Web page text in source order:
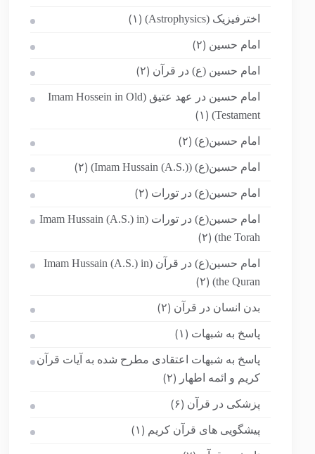
اخترفیزیک (Astrophysics) (۱)
امام حسین (۲)
امام حسین (ع) در قرآن (۲)
امام حسین در عهد عتیق (Imam Hossein in Old
Testament)
(۱)
امام حسین(ع) (۲)
امام حسین(ع) (Imam Hussain (A.S.)) (۲)
امام حسین(ع) در تورات (۲)
امام حسین(ع) در تورات (Imam Hussain (A.S.) in
the Torah)
(۲)
امام حسین(ع) در قرآن (Imam Hussain (A.S.) in
the Quran)
(۲)
بدن انسان در قرآن (۲)
پاسخ به شبهات (۱)
پاسخ به شبهات اعتقادی مطرح شده به آیات قرآن
کریم و ائمه اطهار
(۲)
پزشکی در قرآن (۶)
پیشگویی های قرآن کریم (۱)